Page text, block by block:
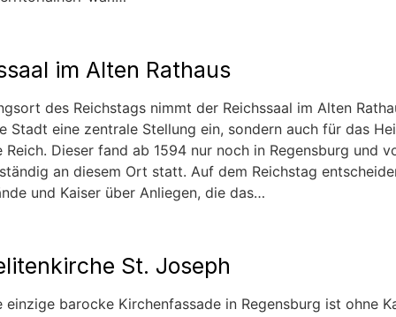
im Alten Rathaus
des Reichstags nimmt der Reichssaal im Alten
Stadt eine zentrale Stellung ein, sondern auch für das
Reich. Dieser fand ab 1594 nur noch in Regensburg und
an diesem Ort statt. Auf dem Reichstag
und Kaiser über Anliegen, die das…
St. Joseph
einzige barocke Kirchenfassade in Regensburg ist ohne